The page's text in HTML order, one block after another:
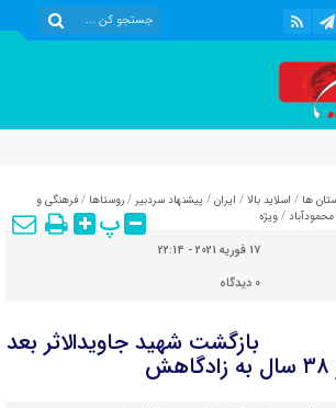
ها / اسلاید بالا / ایران / پیشنهاد سردبیر / روستاها / فرهنگی و
محمودآباد / ویژه پ
17 فوریه 2021 - 22:14
0 دیدگاه
بازگشت شهید جاویدالاثر بعد